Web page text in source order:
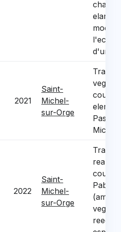
d'un
2021
Saint-
Michel-
sur-Orge
cour
Pascal
2022
Saint-
Michel-
sur-Orge
cours
Pablo